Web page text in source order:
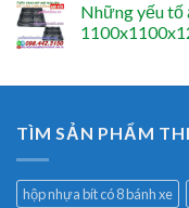
Những yếu tố
TÌM SẢN PHẨM
hộp nhựa bít có 8 bánh xe